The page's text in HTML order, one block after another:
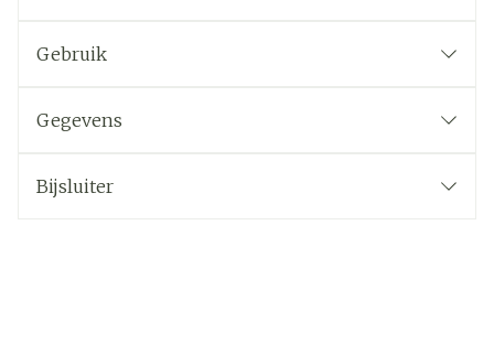
Gebruik
Gegevens
Bijsluiter